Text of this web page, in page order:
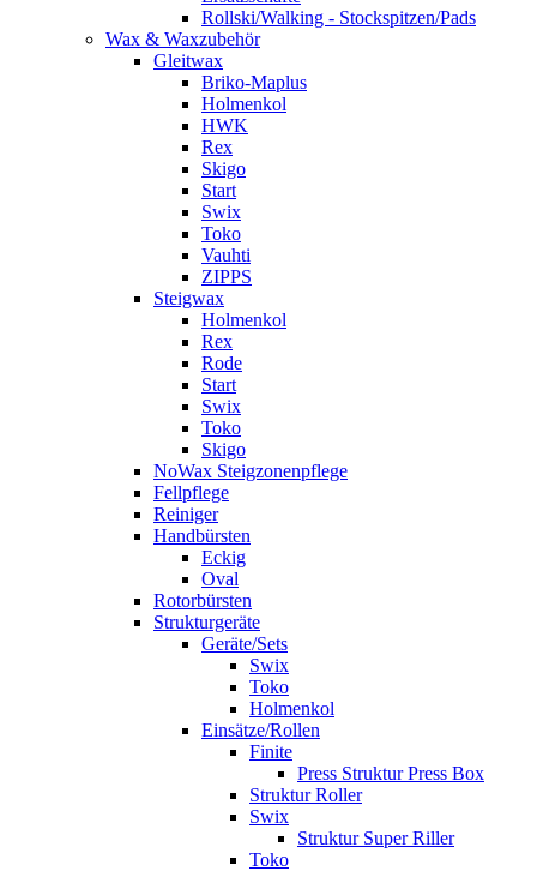
Rollski/Walking - Stockspitzen/Pads
Wax & Waxzubehör
Gleitwax
Briko-Maplus
Holmenkol
HWK
Rex
Skigo
Start
Swix
Toko
Vauhti
ZIPPS
Steigwax
Holmenkol
Rex
Rode
Start
Swix
Toko
Skigo
NoWax Steigzonenpflege
Fellpflege
Reiniger
Handbürsten
Eckig
Oval
Rotorbürsten
Strukturgeräte
Geräte/Sets
Swix
Toko
Holmenkol
Einsätze/Rollen
Finite
Press Struktur Press Box
Struktur Roller
Swix
Struktur Super Riller
Toko